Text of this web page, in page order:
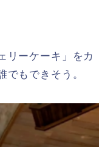
リーケーキ」をカ
でもできそう。